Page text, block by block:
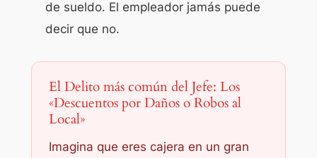
de sueldo. El empleador jamás puede
decir que no.
El Delito más común del Jefe: Los
«Descuentos por Daños o Robos al
Local»
Imagina que eres cajera en un gran